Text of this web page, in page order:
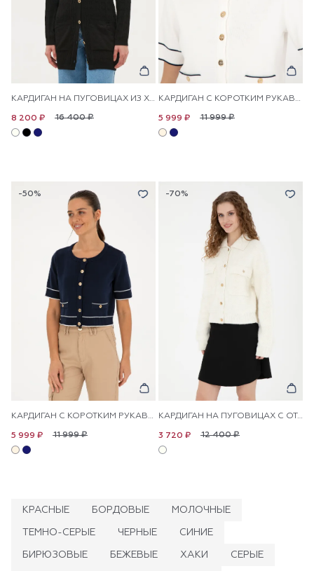
КАРДИГАН НА ПУГОВИЦАХ ИЗ ХЛОПКА С УЗОРОМ КОСИЧКА УДЛИНЕННЫЙ
16 400 ₽
8 200 ₽
КАРДИГАН С КОРОТКИМ РУКАВОМ ИЗ ВИСКОЗЫ НА ПУГОВИЦАХ
11 999 ₽
5 999 ₽
-50%
КАРДИГАН С КОРОТКИМ РУКАВОМ ИЗ ВИСКОЗЫ НА ПУГОВИЦАХ
11 999 ₽
5 999 ₽
-70%
КАРДИГАН НА ПУГОВИЦАХ С ОТЛОЖНЫМ ВОРОТНИКОМ
12 400 ₽
3 720 ₽
КРАСНЫЕ БОРДОВЫЕ МОЛОЧНЫЕ
ТЕМНО-СЕРЫЕ ЧЕРНЫЕ СИНИЕ
БИРЮЗОВЫЕ БЕЖЕВЫЕ ХАКИ СЕРЫЕ